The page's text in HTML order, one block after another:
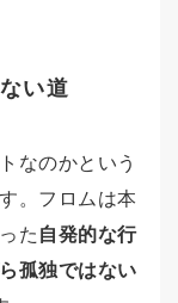
い道
なのかという
。フロムは本
た 自発的な行
孤独ではない